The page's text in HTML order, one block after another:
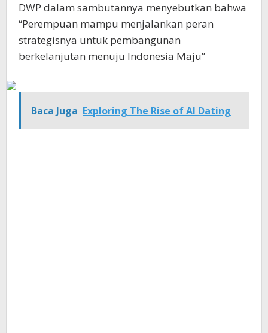
DWP dalam sambutannya menyebutkan bahwa
“Perempuan mampu menjalankan peran
strategisnya untuk pembangunan
berkelanjutan menuju Indonesia Maju”
Baca Juga Exploring The Rise of AI Dating